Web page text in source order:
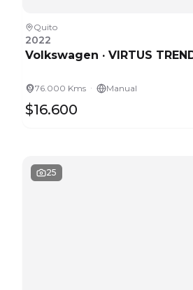
Quito
2022
Volkswagen · VIRTUS
76.000 Kms · Manual
$16.600
25